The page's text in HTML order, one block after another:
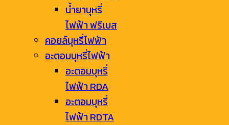
น้ำยาบุหรี่
ไฟฟ้า ฟรีเบส
คอยล์บุหรี่ไฟฟ้า
อะตอมบุหรี่ไฟฟ้า
อะตอมบุหรี่
ไฟฟ้า RDA
อะตอมบุหรี่
ไฟฟ้า RDTA